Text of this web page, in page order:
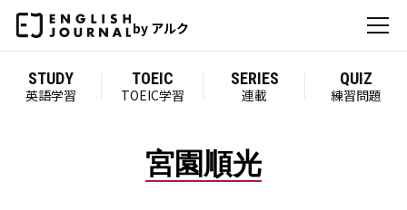
by アルク
STUDY
英語学習
TOEIC
TOEIC学習
SERIES
連載
QUIZ
練習問題
宮園順光